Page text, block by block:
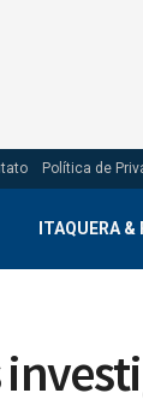
Política de
ITAQUERA &